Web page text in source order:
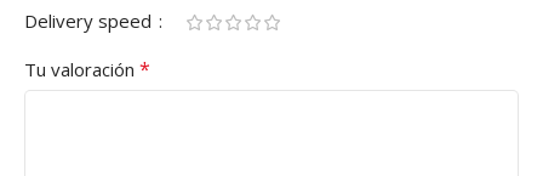
Delivery speed
Tu valoración *